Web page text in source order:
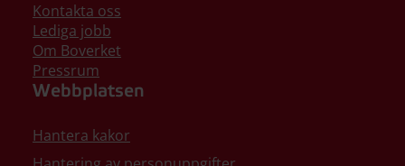
Kontakta oss
Lediga jobb
Om Boverket
Pressrum
Webbplatsen
Hantera kakor